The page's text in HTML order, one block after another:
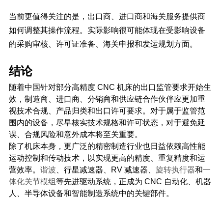
当前更值得关注的是，出口商、进口商和海关服务提供商
如何调整其操作流程。实际影响很可能体现在受影响设备
的采购审核、许可证准备、海关申报和发运规划方面。
结论
随着中国针对部分高精度 CNC 机床的出口监管要求开始生
效，制造商、进口商、分销商和供应链合作伙伴应更加重
视技术合规、产品归类和出口许可要求。对于属于监管范
围内的设备，尽早核实技术规格和许可状态，对于避免延
误、合规风险和意外成本将至关重要。
除了机床本身，更广泛的精密制造行业也日益依赖高性能
运动控制和传动技术，以实现更高的精度、重复精度和运
营效率。 谐波 、行星减速器、RV 减速器、 旋转执行器和一
体化关节模组等先进驱动系统，正成为 CNC 自动化、机器
人、半导体设备和智能制造系统中的关键部件。